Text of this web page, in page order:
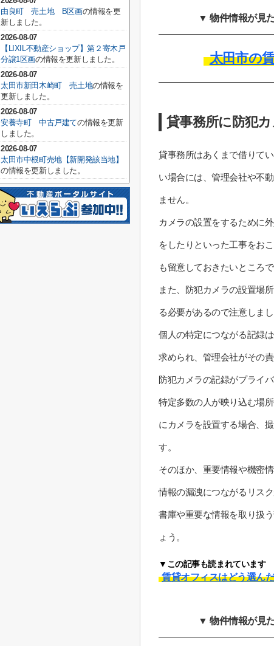
▼ 物件情報が見
太田市の
貸事務所に防犯
貸事務所はあくまで借りて
い場合には、管理会社や不
ません。
カメラの設置をするために
をしたりといった工事をお
も留意しておきたいところで
また、防犯カメラの設置場
る必要があるので注意しまし
個人の特定につながる記録
求められ、管理会社がその
防犯カメラの記録がプライ
特定多数の人が映り込む場
にカメラを設置する場合、
す。
そのほか、重要情報や機密
情報の漏洩につながるリスク
書庫や重要な情報を取り扱
ょう。
▼この記事も読まれています
賃貸オフィスはどう選ん
▼ 物件情報が見
由良町 売土地 B区画の情報を更
新しました。
2026-08-07
【LIXIL不動産ショップ】第２寄木戸
分譲1区画の情報を更新しました。
2026-08-07
太田市新田木崎町 売土地の情報を
更新しました。
2026-08-07
安養寺町 中古戸建ての情報を更新
しました。
2026-08-07
太田市中根町売地【新開発該当地】
の情報を更新しました。